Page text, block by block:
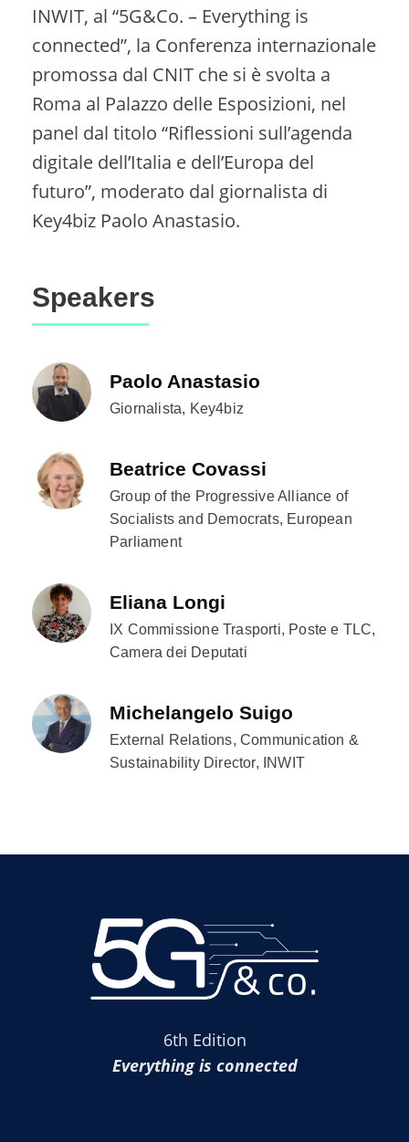
INWIT, al “5G&Co. – Everything is
connected”, la Conferenza internazionale
promossa dal CNIT che si è svolta a
Roma al Palazzo delle Esposizioni, nel
panel dal titolo “Riflessioni sull’agenda
digitale dell’Italia e dell’Europa del
futuro”, moderato dal giornalista di
Key4biz Paolo Anastasio.
Speakers
Paolo Anastasio
Giornalista, Key4biz
Beatrice Covassi
Group of the Progressive Alliance of
Socialists and Democrats, European
Parliament
Eliana Longi
IX Commissione Trasporti, Poste e TLC,
Camera dei Deputati
Michelangelo Suigo
External Relations, Communication &
Sustainability Director, INWIT
6th Edition
Everything is connected